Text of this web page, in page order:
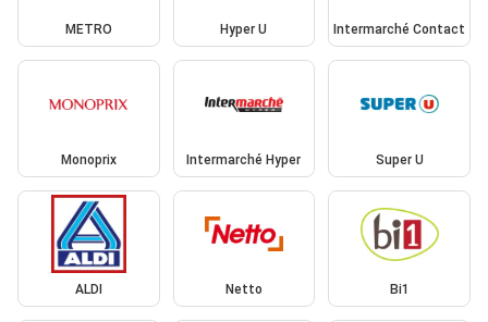
METRO Hyper U Intermarché Contact
Monoprix Intermarché Hyper Super U
ALDI Netto Bi1